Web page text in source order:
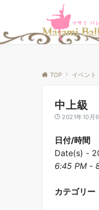
TOP イベント
中上級
2021年10月
日付/時間
Date(s) -
6:45 PM -
カテゴリー